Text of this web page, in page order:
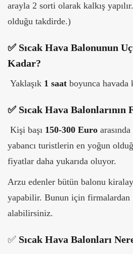
arayla 2 sorti olarak kalkış
olduğu takdirde.)
✅ Sıcak Hava Balonunun
Kadar?
Yaklaşık 1 saat boyunca havada
✅ Sıcak Hava Balonlarının
Kişi başı 150-300 Euro
yabancı turistlerin en yoğun
fiyatlar daha yukarıda oluyor.
Arzu edenler bütün balonu
yapabilir. Bunun için
alabilirsiniz.
✅ Sıcak Hava Balonları